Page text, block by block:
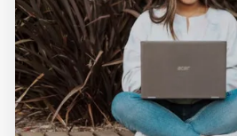
İngilizce Şarkı Sözleri
5 Günde İngilizce
Bilinçaltı İngilizce
İngilizce Biyografiler